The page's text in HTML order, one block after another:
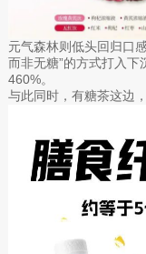
元气森林则低头回归口
而非无糖”的方式打入下
460%。
与此同时，有糖茶这边